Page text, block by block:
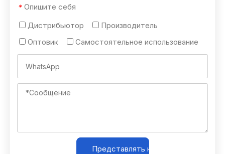
* Опишите себя
Дистрибьютор
Производитель
Оптовик
Самостоятельное использование
Представлять на рассмотрение